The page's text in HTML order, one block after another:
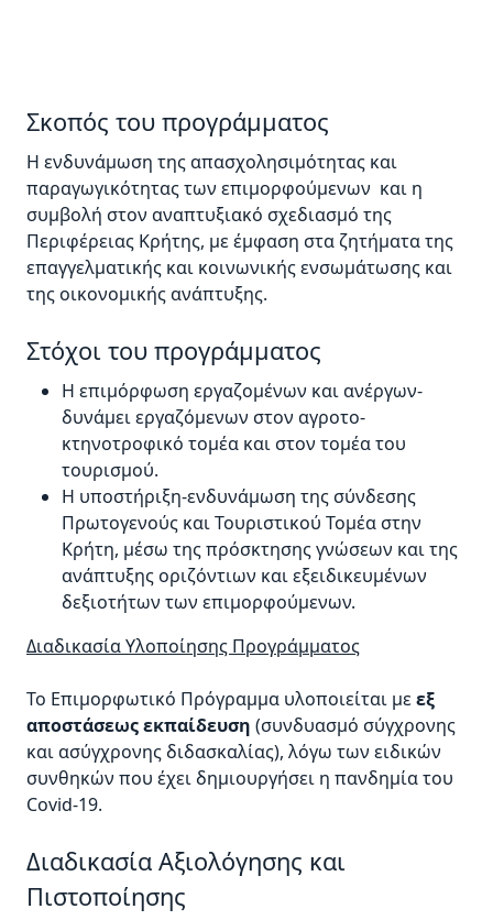
Σκοπός του προγράμματος
Η ενδυνάμωση της απασχολησιμότητας και
παραγωγικότητας των επιμορφούμενων και η
συμβολή στον αναπτυξιακό σχεδιασμό της
Περιφέρειας Κρήτης, με έμφαση στα ζητήματα της
επαγγελματικής και κοινωνικής ενσωμάτωσης και
της οικονομικής ανάπτυξης.
Στόχοι του προγράμματος
Η επιμόρφωση εργαζομένων και ανέργων-
δυνάμει εργαζόμενων στον αγροτο-
κτηνοτροφικό τομέα και στον τομέα του
τουρισμού.
Η υποστήριξη-ενδυνάμωση της σύνδεσης
Πρωτογενούς και Τουριστικού Τομέα στην
Κρήτη, μέσω της πρόσκτησης γνώσεων και της
ανάπτυξης οριζόντιων και εξειδικευμένων
δεξιοτήτων των επιμορφούμενων.
Διαδικασία Υλοποίησης Προγράμματος
Το Επιμορφωτικό Πρόγραμμα υλοποιείται μεεξ
αποστάσεως εκπαίδευση (συνδυασμό σύγχρονης
και ασύγχρονης διδασκαλίας), λόγω των ειδικών
συνθηκών που έχει δημιουργήσει η πανδημία του
Covid-19.
Διαδικασία Αξιολόγησης και
Πιστοποίησης